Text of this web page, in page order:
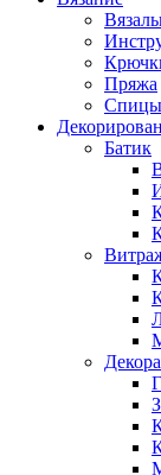
Пряжа
Спицы
Батик